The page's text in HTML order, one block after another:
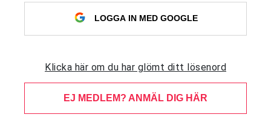
LOGGA IN MED GOOGLE
Klicka här om du har glömt ditt lösenord
EJ MEDLEM? ANMÄL DIG HÄR